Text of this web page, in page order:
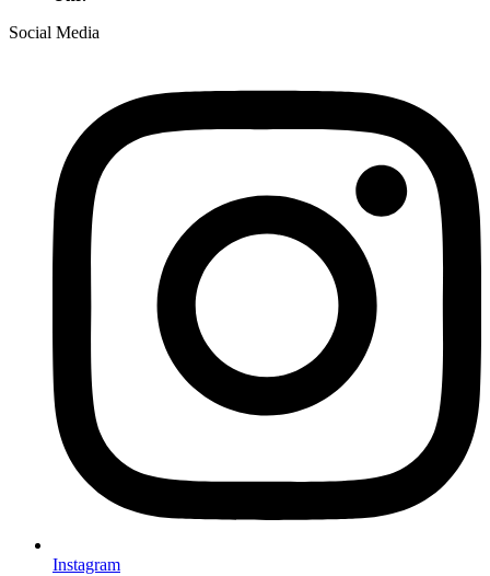
Social Media
Instagram